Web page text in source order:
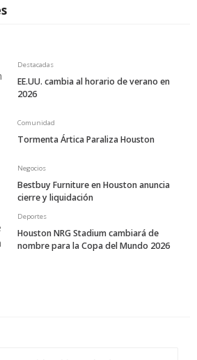
Destacadas
EE.UU. cambia al horario de verano en
2026
Comunidad
Tormenta Ártica Paraliza Houston
Negocios
Bestbuy Furniture en Houston anuncia
cierre y liquidación
Deportes
Houston NRG Stadium cambiará de
nombre para la Copa del Mundo 2026